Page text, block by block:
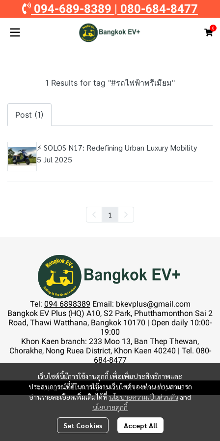
094-689-8389 | 080-684-8477
0
1 Results for tag "#รถไฟฟ้าพรีเมียม"
Post (1)
⚡ SOLOS N17: Redefining Urban Luxury Mobility
5 Jul 2025
1
เว็บไซต์นี้มีการใช้งานคุกกี้ เพื่อเพิ่มประสิทธิภาพและ
ประสบการณ์ที่ดีในการใช้งานเว็บไซต์ของท่าน ท่านสามารถ
อ่านรายละเอียดเพิ่มเติมได้ที่นโยบายความเป็นส่วนตัวand
นโยบายคุกกี้
Set Cookies Accept All
Tel: 094 6898389 Email: bkevplus@gmail.com
Bangkok EV Plus (HQ) A10, S2 Park, Phutthamonthon Sai 2
Road, Thawi Watthana, Bangkok 10170 | Open daily 10:00-
19:00
Khon Kaen branch: 233 Moo 13, Ban Thep Thewan,
Chorakhe, Nong Ruea District, Khon Kaen 40240 | Tel. 080-
684-8477
Copyright 2023 | All Rights Reserved | Powered by MWE